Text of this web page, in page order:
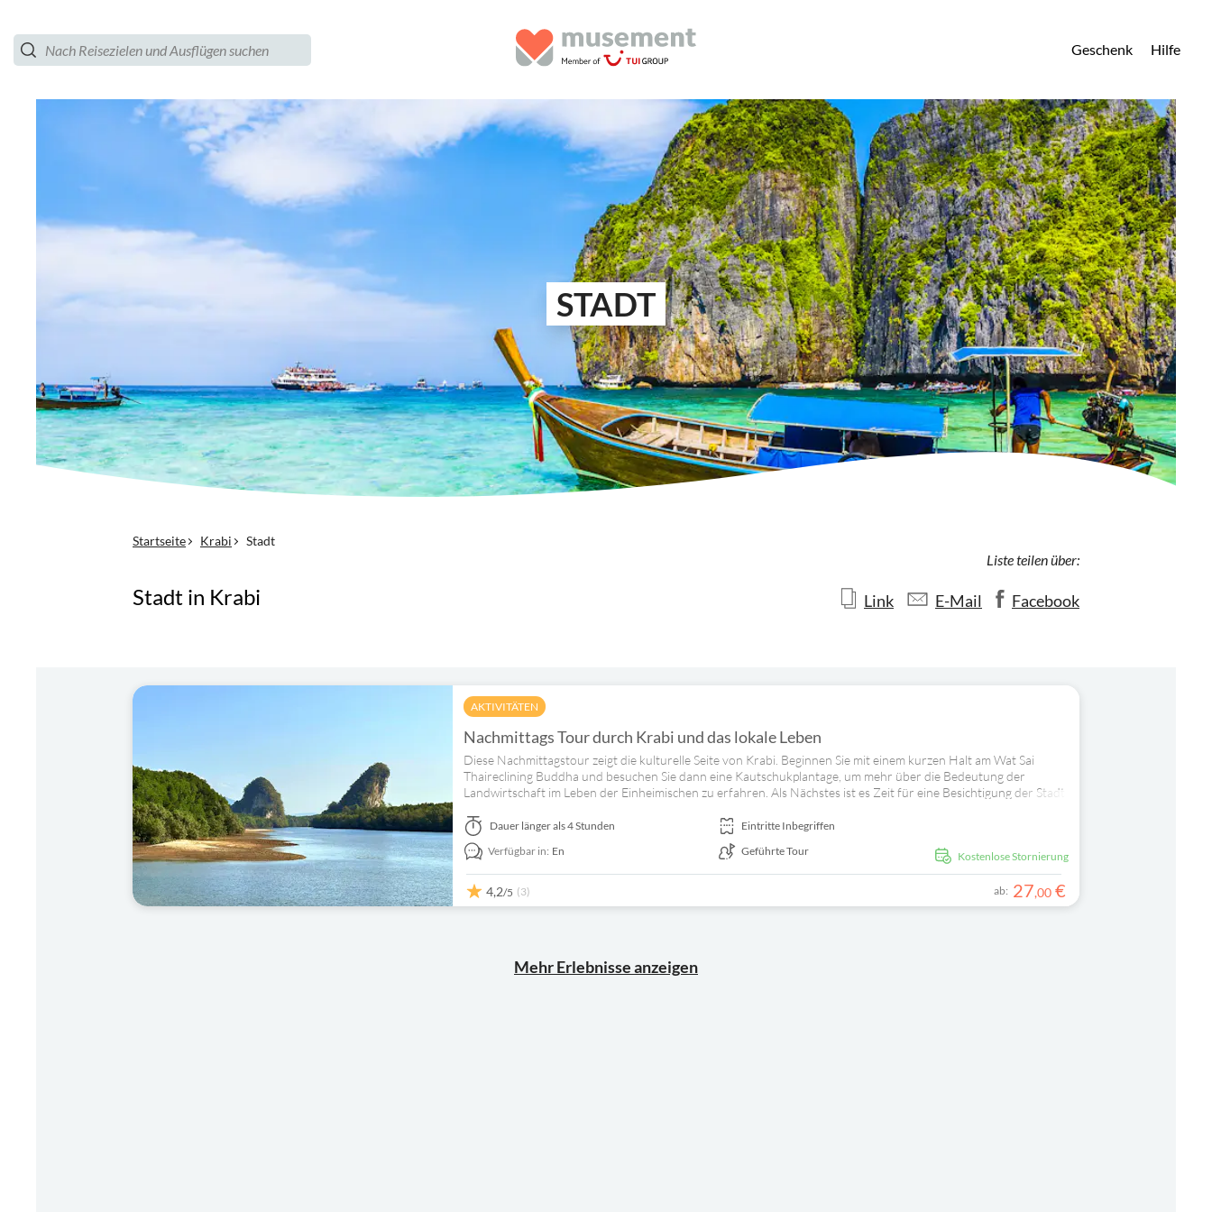
Geschenk Hilfe
STADT
Startseite Krabi Stadt
Stadt in Krabi
Liste teilen über:
Link E-Mail Facebook
AKTIVITÄTEN
Nachmittags Tour durch Krabi und das lokale Leben
Diese Nachmittagstour zeigt die kulturelle Seite von Krabi. Beginnen Sie mit einem kurzen Halt am Wat Sai
Thaireclining Buddha und besuchen Sie dann eine Kautschukplantage, um mehr über die Bedeutung der
Landwirtschaft im Leben der Einheimischen zu erfahren. Als Nächstes ist es Zeit für eine Besichtigung der Stadt
Schwarzen Krabbe an, bevor Sie sich auf den Abendmarkt begeben, wo Sie sich mit Straßenessen eindecken
können.
kostenlose Stornierung
Dauer länger als 4 Stunden
Verfügbar in: En
Eintritte Inbegriffen
Geführte Tour
4,2/5 (3) ab: 27,00 €
Mehr Erlebnisse anzeigen